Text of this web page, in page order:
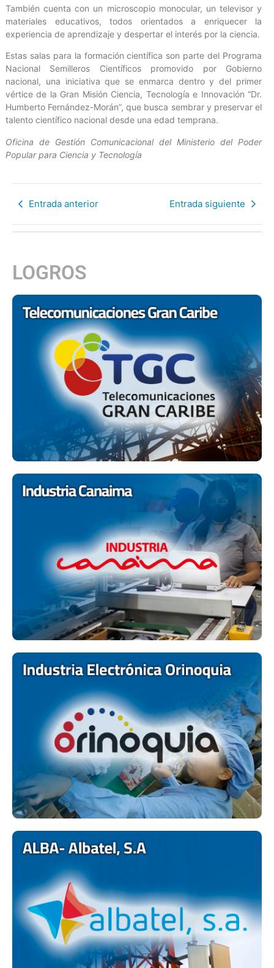
También cuenta con un microscopio monocular, un televisor y
materiales educativos, todos orientados a enriquecer la
experiencia de aprendizaje y despertar el interés por la ciencia.
Estas salas para la formación científica son parte del Programa
Nacional Semilleros Científicos promovido por Gobierno
nacional, una iniciativa que se enmarca dentro y del primer
vértice de la Gran Misión Ciencia, Tecnología e Innovación “Dr.
Humberto Fernández-Morán”, que busca sembrar y preservar el
talento científico nacional desde una edad temprana.
Oficina de Gestión Comunicacional del Ministerio del Poder
Popular para Ciencia y Tecnología
Entrada anterior Entrada siguiente
LOGROS